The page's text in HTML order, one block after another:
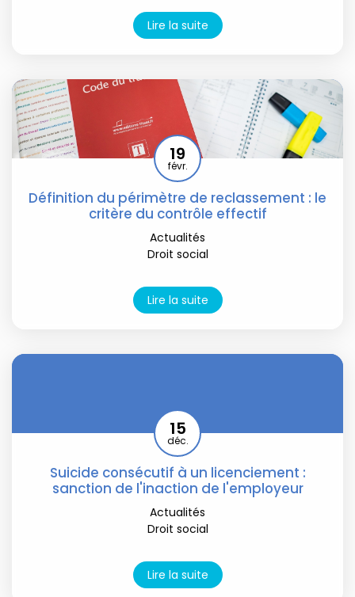
Lire la suite
Définition du périmètre de reclassement : le
critère du contrôle effectif
19
févr.
Actualités
Droit social
Lire la suite
Suicide consécutif à un licenciement :
sanction de l'inaction de l'employeur
15
déc.
Actualités
Droit social
Lire la suite